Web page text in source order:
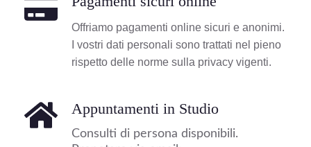
I vostri dati personali sono trattati nel pieno
rispetto delle norme sulla privacy vigenti.
Appuntamenti in Studio
Consulti di persona disponibili.